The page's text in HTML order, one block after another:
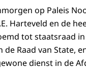
op Paleis
Harteveld en de
tot staatsraad
Raad van State,
dienst in de